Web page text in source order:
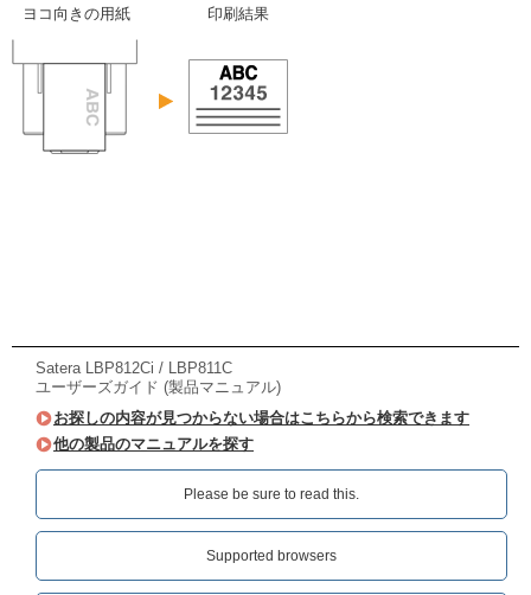
ヨコ向きの用紙 印刷結果
Satera LBP812Ci / LBP811C
ユーザーズガイド (製品マニュアル)
お探しの内容が見つからない場合はこちらから検索できます
他の製品のマニュアルを探す
Please be sure to read this.‎
Supported browsers